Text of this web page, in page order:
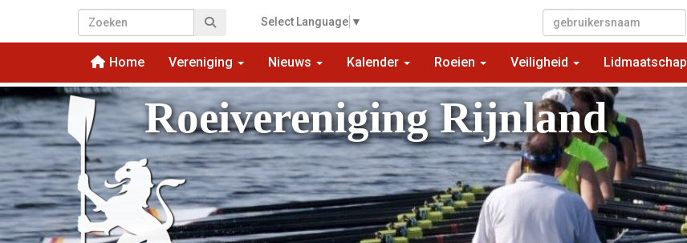
Select Language ▼
Home Vereniging Nieuws Kalender Roeien Veiligheid Lidmaatschap
Roeivereniging Rijnland